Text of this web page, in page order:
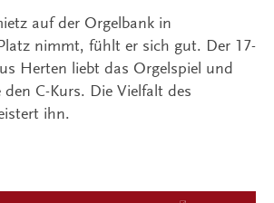
auf der Orgelbank in
nimmt, fühlt er sich gut. Der 17-
Herten liebt das Orgelspiel und
den C-Kurs. Die Vielfalt des
ihn.